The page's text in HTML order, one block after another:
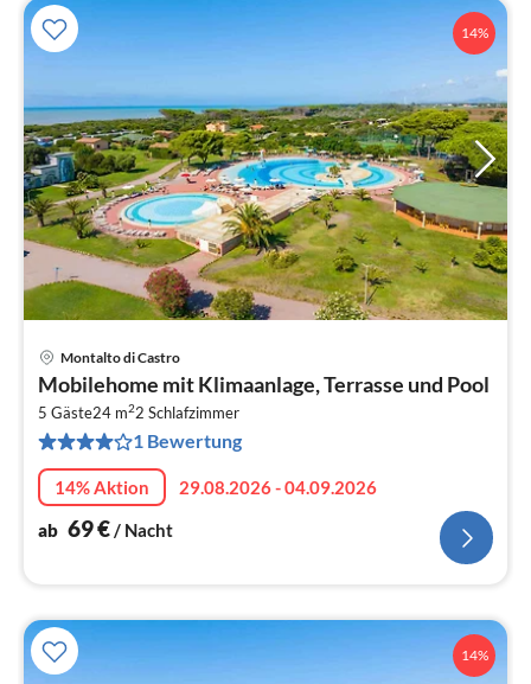
14%
Montalto di Castro
Mobilehome mit Klimaanlage, Terrasse und Pool
5 Gäste24 m22 Schlafzimmer
1 Bewertung
14% Aktion
29.08.2026 - 04.09.2026
ab 69€/ Nacht
14%